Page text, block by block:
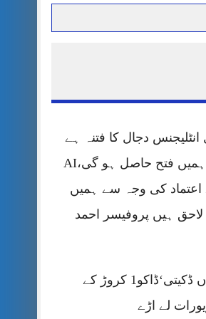
انٹلیجنس دجال کا فتنہ ہے
جس پر ہمیں فتح حاصل ہو گی،AI
اعتماد کی وجہ سے ہمیں
ہیں پروفیسر احمد
کلرسیداں ڈکیتی‘ڈاکو1 کروڑ کے
لے اڑے